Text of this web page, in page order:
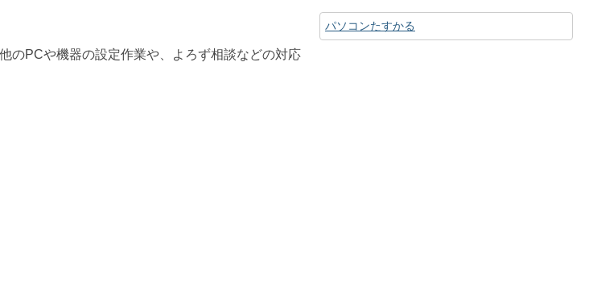
のPCや機器の設定作業や、よろず相談などの対応
パソコンたすかる